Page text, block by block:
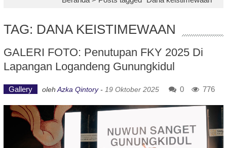
TAG: DANA KEISTIMEWAAN
GALERI FOTO: Penutupan FKY 2025 Di
Lapangan Logandeng Gunungkidul
Gallery oleh Azka Qintory- 19 Oktober 2025 0 776